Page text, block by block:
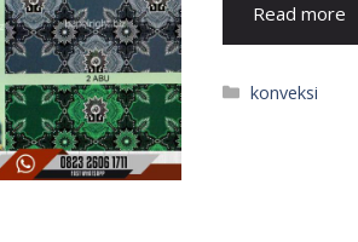
Read more
Kategori
konveksi